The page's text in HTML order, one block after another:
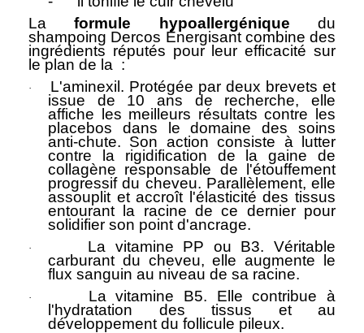
Laformule hypoallergénique du
shampoing Dercos Énergisant combine des
ingrédients réputés pour leur efficacité sur
le plan de la :
·
L'aminexil. Protégée par deux brevets et
issue de 10 ans de recherche, elle
affiche les meilleurs résultats contre les
placebos dans le domaine des soins
anti-chute. Son action consiste à lutter
contre la rigidification de la gaine de
collagène responsable de l'étouffement
progressif du cheveu. Parallèlement, elle
assouplit et accroît l'élasticité des tissus
entourant la racine de ce dernier pour
solidifier son point d'ancrage.
·
La vitamine PP ou B3. Véritable
carburant du cheveu, elle augmente le
flux sanguin au niveau de sa racine.
· Lavitamine B5. Elle contribue à
l'hydratation des tissus et au
développement du follicule pileux.